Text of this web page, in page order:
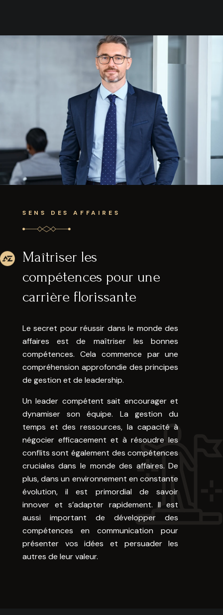
SENS DES AFFAIRES
Maîtriser les
compétences pour une
carrière florissante
Le secret pour réussir dans le monde des
affaires est de maîtriser les bonnes
compétences. Cela commence par une
compréhension approfondie des principes
de gestion et de leadership.
Un leader compétent sait encourager et
dynamiser son équipe. La gestion du
temps et des ressources, la capacité à
négocier efficacement et à résoudre les
conflits sont également des compétences
cruciales dans le monde des affaires. De
plus, dans un environnement en constante
évolution, il est primordial de savoir
innover et s’adapter rapidement. Il est
aussi important de développer des
compétences en communication pour
présenter vos idées et persuader les
autres de leur valeur.